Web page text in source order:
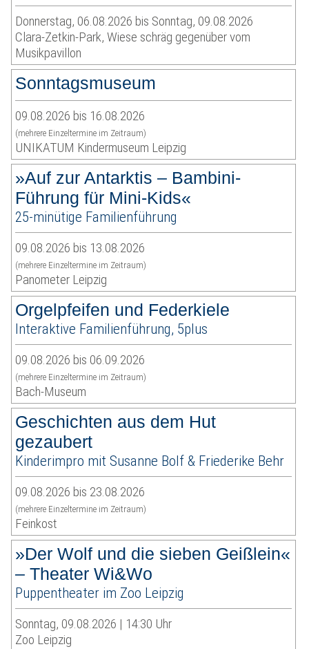
Donnerstag, 06.08.2026 bis Sonntag, 09.08.2026
Clara-Zetkin-Park, Wiese schräg gegenüber vom
Musikpavillon
Sonntagsmuseum
09.08.2026 bis 16.08.2026
(mehrere Einzeltermine im Zeitraum)
UNIKATUM Kindermuseum Leipzig
»Auf zur Antarktis – Bambini-
Führung für Mini-Kids«
25-minütige Familienführung
09.08.2026 bis 13.08.2026
(mehrere Einzeltermine im Zeitraum)
Panometer Leipzig
Orgelpfeifen und Federkiele
Interaktive Familienführung, 5plus
09.08.2026 bis 06.09.2026
(mehrere Einzeltermine im Zeitraum)
Bach-Museum
Geschichten aus dem Hut
gezaubert
Kinderimpro mit Susanne Bolf & Friederike Behr
09.08.2026 bis 23.08.2026
(mehrere Einzeltermine im Zeitraum)
Feinkost
»Der Wolf und die sieben Geißlein«
– Theater Wi&Wo
Puppentheater im Zoo Leipzig
Sonntag, 09.08.2026 | 14:30 Uhr
Zoo Leipzig